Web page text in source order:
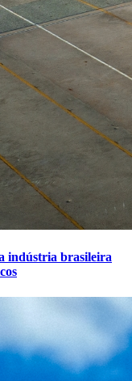
indústria brasileira